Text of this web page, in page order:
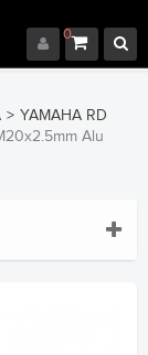
0
> YAMAHA RD
Alu